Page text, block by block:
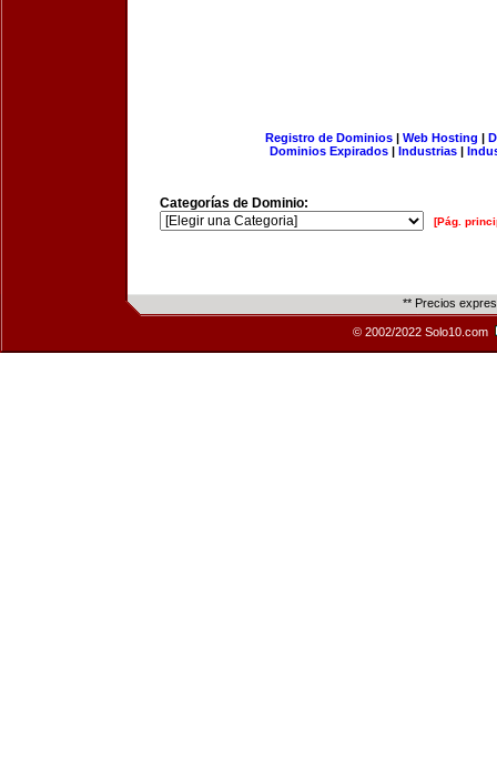
Registro de Dominios| Web Hosting |
Dominios Expirados | Industrias |
Categorías de Dominio:
[Pág.
** Precios
© 2002/2022 Solo10.com